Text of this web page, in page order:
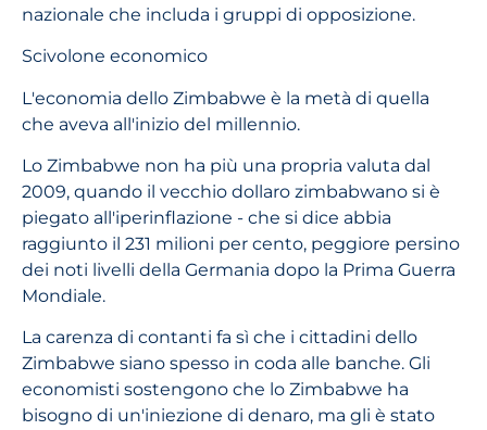
nazionale che includa i gruppi di opposizione.
Scivolone economico
L'economia dello Zimbabwe è la metà di quella
che aveva all'inizio del millennio.
Lo Zimbabwe non ha più una propria valuta dal
2009, quando il vecchio dollaro zimbabwano si è
piegato all'iperinflazione - che si dice abbia
raggiunto il 231 milioni per cento, peggiore persino
dei noti livelli della Germania dopo la Prima Guerra
Mondiale.
La carenza di contanti fa sì che i cittadini dello
Zimbabwe siano spesso in coda alle banche. Gli
economisti sostengono che lo Zimbabwe ha
bisogno di un'iniezione di denaro, ma gli è stato